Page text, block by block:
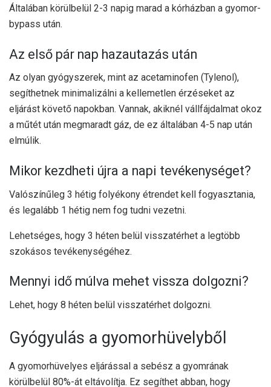
Általában körülbelül 2-3 napig marad a kórházban a gyomor-
bypass után.
Az első pár nap hazautazás után
Az olyan gyógyszerek, mint az acetaminofen (Tylenol),
segíthetnek minimalizálni a kellemetlen érzéseket az
eljárást követő napokban. Vannak, akiknél vállfájdalmat okoz
a műtét után megmaradt gáz, de ez általában 4-5 nap után
elmúlik.
Mikor kezdheti újra a napi tevékenységet?
Valószínűleg 3 hétig folyékony étrendet kell fogyasztania,
és legalább 1 hétig nem fog tudni vezetni.
Lehetséges, hogy 3 héten belül visszatérhet a legtöbb
szokásos tevékenységéhez.
Mennyi idő múlva mehet vissza dolgozni?
Lehet, hogy 8 héten belül visszatérhet dolgozni.
Gyógyulás a gyomorhüvelyből
A gyomorhüvelyes eljárással a sebész a gyomrának
körülbelül 80%-át eltávolítja. Ez segíthet abban, hogy